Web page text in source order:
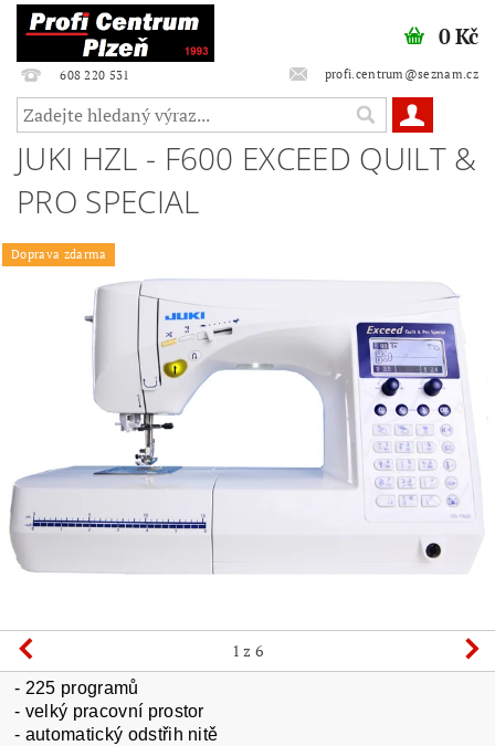
608 220 531 profi.centrum@seznam.cz
0 Kč
JUKI HZL - F600 EXCEED QUILT &
PRO SPECIAL
Doprava zdarma
1 z 6
- 225 programů
- velký pracovní prostor
- automatický odstřih nitě